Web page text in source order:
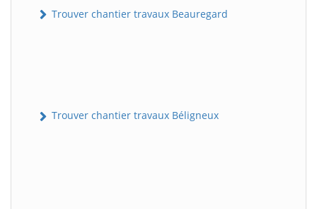
Trouver chantier travaux Beauregard
Trouver chantier travaux Béligneux